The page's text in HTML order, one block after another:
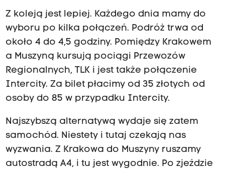
Z koleją jest lepiej. Każdego dnia mamy do
wyboru po kilka połączeń. Podróż trwa od
około 4 do 4,5 godziny. Pomiędzy Krakowem
a Muszyną kursują pociągi Przewozów
Regionalnych, TLK i jest także połączenie
Intercity. Za bilet płacimy od 35 złotych od
osoby do 85 w przypadku Intercity.
Najszybszą alternatywą wydaje się zatem
samochód. Niestety i tutaj czekają nas
wyzwania. Z Krakowa do Muszyny ruszamy
autostradą A4, i tu jest wygodnie. Po zjeździe